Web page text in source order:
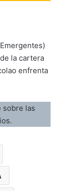
la cartera
enfrenta
sobre las